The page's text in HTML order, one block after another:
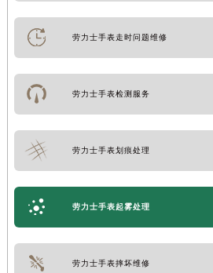
劳力士手表走时问题维修
劳力士手表检测服务
劳力士手表划痕处理
劳力士手表起雾处理
劳力士手表摔坏维修